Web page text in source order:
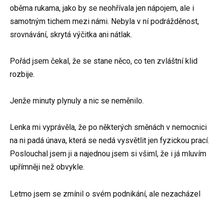
oběma rukama, jako by se neohřívala jen nápojem, ale i
samotným tichem mezi námi. Nebyla v ní podrážděnost,
srovnávání, skrytá výčitka ani nátlak.
Pořád jsem čekal, že se stane něco, co ten zvláštní klid
rozbije.
Jenže minuty plynuly a nic se neměnilo.
Lenka mi vyprávěla, že po některých směnách v nemocnici
na ni padá únava, která se nedá vysvětlit jen fyzickou prací.
Poslouchal jsem ji a najednou jsem si všiml, že i já mluvím
upřímněji než obvykle.
Letmo jsem se zmínil o svém podnikání, ale nezacházel